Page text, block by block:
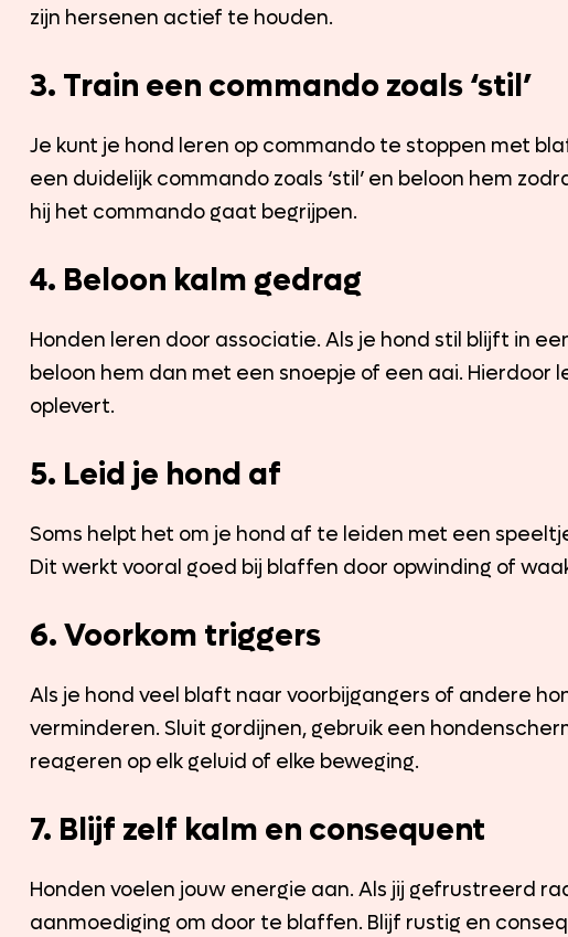
zijn hersenen actief te houden.
3. Train een commando zoals ‘stil’
Je kunt je hond leren op commando te stoppen met
een duidelijk commando zoals ‘stil’ en beloon hem
hij het commando gaat begrijpen.
4. Beloon kalm gedrag
Honden leren door associatie. Als je hond stil blijft in
beloon hem dan met een snoepje of een aai.
oplevert.
5. Leid je hond af
Soms helpt het om je hond af te leiden met een
Dit werkt vooral goed bij blaffen door opwinding of
6. Voorkom triggers
Als je hond veel blaft naar voorbijgangers of andere
verminderen. Sluit gordijnen, gebruik een
reageren op elk geluid of elke beweging.
7. Blijf zelf kalm en consequent
Honden voelen jouw energie aan. Als jij gefrustreerd
aanmoediging om door te blaffen. Blijf rustig en